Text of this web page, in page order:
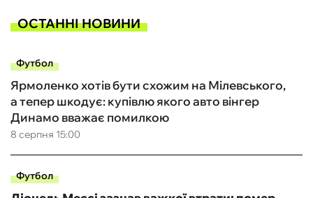
ОСТАННІ НОВИНИ
Футбол
8 серпня 15:00
Ярмоленко хотів бути схожим на Мілевського,
а тепер шкодує: купівлю якого авто вінгер
Динамо вважає помилкою
Футбол